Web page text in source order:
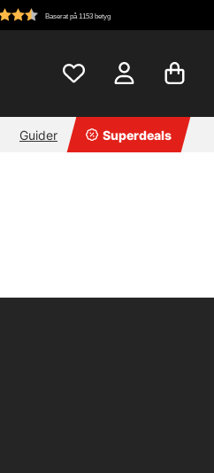
Baserat på 1153 betyg
Guider Superdeals